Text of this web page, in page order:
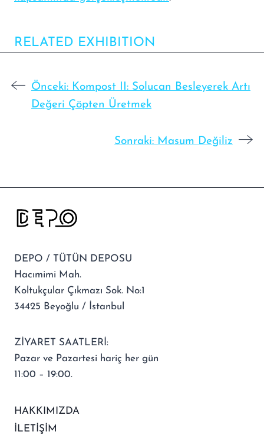
RELATED EXHIBITION
Önceki: Kompost II: Solucan Besleyerek Artı
Değeri Çöpten Üretmek
Sonraki: Masum Değiliz
DEPO / TÜTÜN DEPOSU
Hacımimi Mah.
Koltukçular Çıkmazı Sok. No:1
34425 Beyoğlu / İstanbul
ZİYARET SAATLERİ:
Pazar ve Pazartesi hariç her gün
11:00 – 19:00.
HAKKIMIZDA
İLETİŞİM